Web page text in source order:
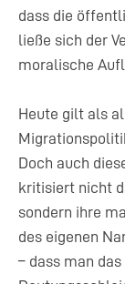
dass die
ließe sich der
moralische
Heute gilt als
Doch auch
kritisiert nicht
sondern ihre
des eigenen
– dass man